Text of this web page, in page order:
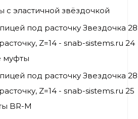
с эластичной звёздочкой
муфты
BR-M